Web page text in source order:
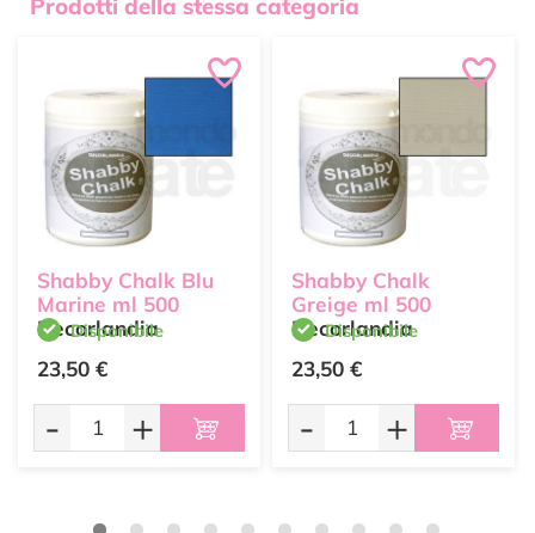
Prodotti della stessa categoria
Shabby Chalk Blu
Marine ml 500
Decorlandia
Disponibile
23,50 €
- +
Shabby Chalk
Greige ml 500
Decorlandia
Disponibile
23,50 €
- +